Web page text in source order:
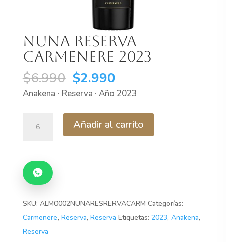
Nuna Reserva
Carmenere 2023
$6.990 El
precio
era:
$6.990.
$2.990El
precio
es:
$2.990.
Anakena · Reserva · Año 2023
2023
cantidad
Añadir al carrito
SKU: ALM0002NUNARESRERVACARM Categorías:
Carmenere, Reserva, Reserva Etiquetas: 2023, Anakena,
Reserva